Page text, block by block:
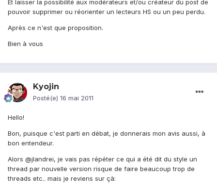
Et laisser la possibilité aux modérateurs et/ou créateur du post de
pouvoir supprimer ou réorienter un lecteurs HS ou un peu perdu.
Après ce n'est que proposition.
Bien à vous
Kyojin
Posté(e) 16 mai 2011
Hello!
Bon, puisque c'est parti en débat, je donnerais mon avis aussi, à
bon entendeur.
Alors @jlandrei, je vais pas répéter ce qui a été dit du style un
thread par nouvelle version risque de faire beaucoup trop de
threads etc.. mais je reviens sur çà: